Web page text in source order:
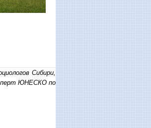
Сибири,
ЮНЕСКО по